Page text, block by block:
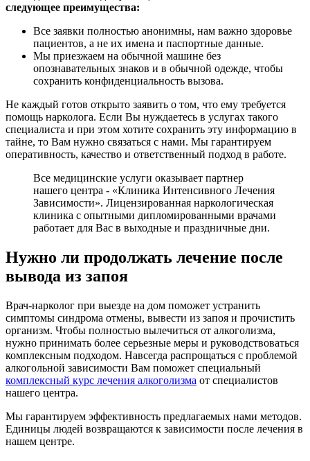
следующее преимущества:
Все заявки полностью анонимны, нам важно здоровье
пациентов, а не их имена и паспортные данные.
Мы приезжаем на обычной машине без
опознавательных знаков и в обычной одежде, чтобы
сохранить конфиденциальность вызова.
Не каждый готов открыто заявить о том, что ему требуется
помощь нарколога. Если Вы нуждаетесь в услугах такого
специалиста и при этом хотите сохранить эту информацию в
тайне, то Вам нужно связаться с нами. Мы гарантируем
оперативность, качество и ответственный подход в работе.
Все медицинские услуги оказывает партнер
нашего центра - «Клиника Интенсивного Лечения
Зависимости». Лицензированная наркологическая
клиника с опытными дипломированными врачами
работает для Вас в выходные и праздничные дни.
Нужно ли продолжать лечение после
вывода из запоя
Врач-нарколог при выезде на дом поможет устранить
симптомы синдрома отмены, вывести из запоя и прочистить
организм. Чтобы полностью вылечиться от алкоголизма,
нужно принимать более серьезные меры и руководствоваться
комплексным подходом. Навсегда распрощаться с проблемой
алкогольной зависимости Вам поможет специальный
комплексный курс лечения алкоголизма от специалистов
нашего центра.
Мы гарантируем эффективность предлагаемых нами методов.
Единицы людей возвращаются к зависимости после лечения в
нашем центре.